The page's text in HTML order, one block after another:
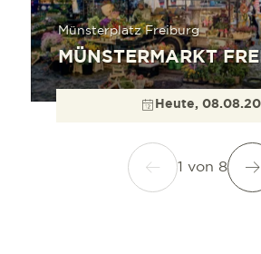
Münsterplatz Freiburg
MÜNSTERMARKT
Heute,
1 von 8